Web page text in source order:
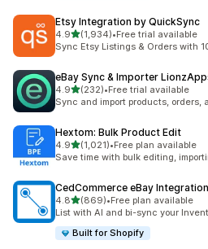
Etsy Integration by QuickSync
4.9เต็ม 5 ดาว
(1,934)
ทั้งหมด 1934 รีวิว
•Free trial available
Sync Etsy Listings & Orders with
eBay Sync & Importer
4.9เต็ม 5 ดาว
(232)
ทั้งหมด 232 รีวิว
•Free trial available
Sync and import products, orders,
Hextom: Bulk Product Edit
4.9เต็ม 5 ดาว
(1,021)
ทั้งหมด 1021 รีวิว
•Free plan available
Save time with bulk editing,
CedCommerce eBay Integration
4.8เต็ม 5 ดาว
(869)
ทั้งหมด 869 รีวิว
•Free plan available
List with AI and bi-sync your
Built for Shopify